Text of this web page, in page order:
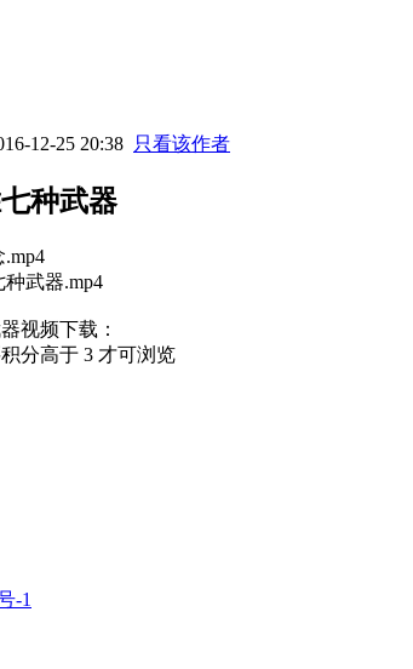
12-25 20:38 只看该作者
种武器
武器.mp4
视频下载：
分高于 3 才可浏览
-1